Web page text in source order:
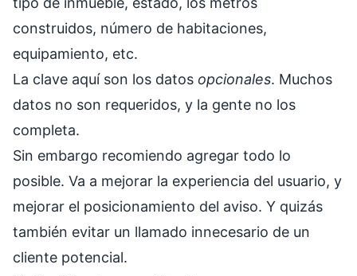
construidos, número de habitaciones,
equipamiento, etc.
La clave aquí son los datos opcionales. Muchos
datos no son requeridos, y la gente no los
completa.
Sin embargo recomiendo agregar todo lo
posible. Va a mejorar la experiencia del usuario, y
mejorar el posicionamiento del aviso. Y quizás
también evitar un llamado innecesario de un
cliente potencial.